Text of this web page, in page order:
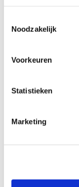
Noodzakelijk
Voorkeuren
Statistieken
Marketing